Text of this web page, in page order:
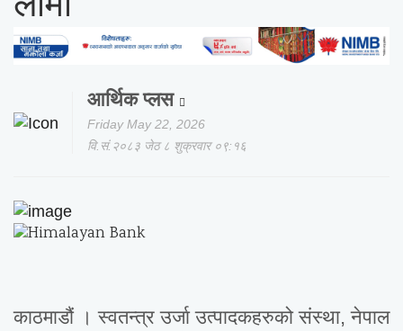
आर्थिक प्लस
Friday May 22, 2026
वि.सं.२०८३ जेठ ८ शुक्रवार ०९:१६
काठमाडौं । स्वतन्त्र उर्जा उत्पादकहरुको संस्था, नेपाल